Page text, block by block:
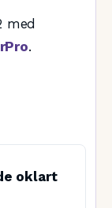
med
.
oklart